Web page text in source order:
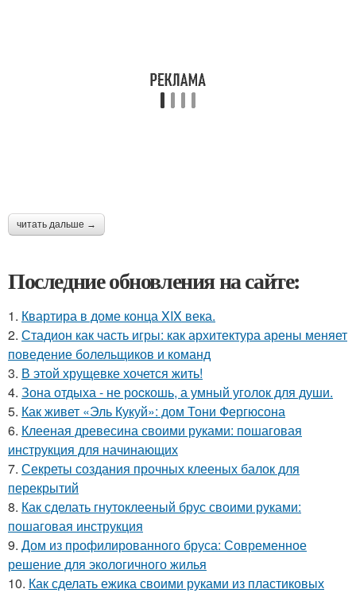
читать дальше →
Последние обновления на сайте:
1. Квартира в доме конца XIX века.
2. Стадион как часть игры: как архитектура арены меняет
поведение болельщиков и команд
3. В этой хрущевке хочется жить!
4. Зона отдыха - не роcкошь, а умный уголок для души.
5. Как живет «Эль Кукуй»: дом Тони Фергюсона
6. Клееная древесина своими руками: пошаговая
инструкция для начинающих
7. Секреты создания прочных клееных балок для
перекрытий
8. Как сделать гнутоклееный брус своими руками:
пошаговая инструкция
9. Дом из профилированного бруса: Современное
решение для экологичного жилья
10. Как сделать ежика своими руками из пластиковых